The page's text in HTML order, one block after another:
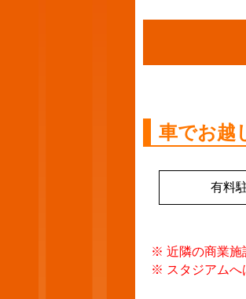
車でお越
有料
※ 近隣の商業施
※ スタジアムへ